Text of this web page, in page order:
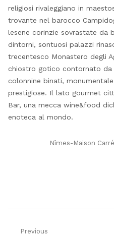
religiosi rivaleggiano in
trovante nel barocco
lesene corinzie sovrastate da
dintorni, sontuosi palazzi
trecentesco Monastero degli
chiostro gotico contornato da
colonnine binati,
prestigiose. Il lato gourmet
Bar, una mecca wine&food
enoteca al mondo.
Nîmes-Maison
Navigazione
Previous